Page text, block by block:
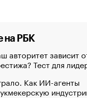
на РБК
авторитет зависит
Тест для
Как ИИ-агенты